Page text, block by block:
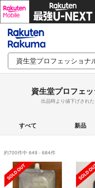
資生堂プロフェ
出品時より値下げされ
すべて 新品
約700件中 649 - 684件